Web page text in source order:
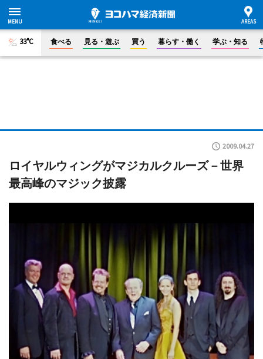
33°C 食べる 見る・遊ぶ 買う 暮らす・働く 学ぶ・知る
2009.04.27
ロイヤルウィングがマジカルクルーズ－世界
最高峰のマジック披露